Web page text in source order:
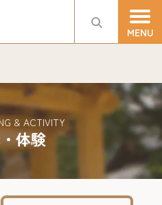
体験
& ACTIVITY